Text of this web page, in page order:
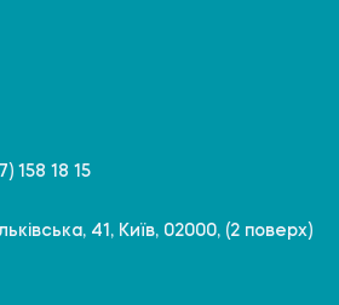
158 18 15
41, Київ, 02000, (2 поверх)